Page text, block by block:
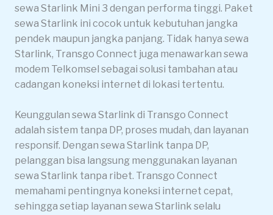
sewa Starlink Mini 3 dengan performa tinggi. Paket
sewa Starlink ini cocok untuk kebutuhan jangka
pendek maupun jangka panjang. Tidak hanya sewa
Starlink, Transgo Connect juga menawarkan sewa
modem Telkomsel sebagai solusi tambahan atau
cadangan koneksi internet di lokasi tertentu.
Keunggulan sewa Starlink di Transgo Connect
adalah sistem tanpa DP, proses mudah, dan layanan
responsif. Dengan sewa Starlink tanpa DP,
pelanggan bisa langsung menggunakan layanan
sewa Starlink tanpa ribet. Transgo Connect
memahami pentingnya koneksi internet cepat,
sehingga setiap layanan sewa Starlink selalu